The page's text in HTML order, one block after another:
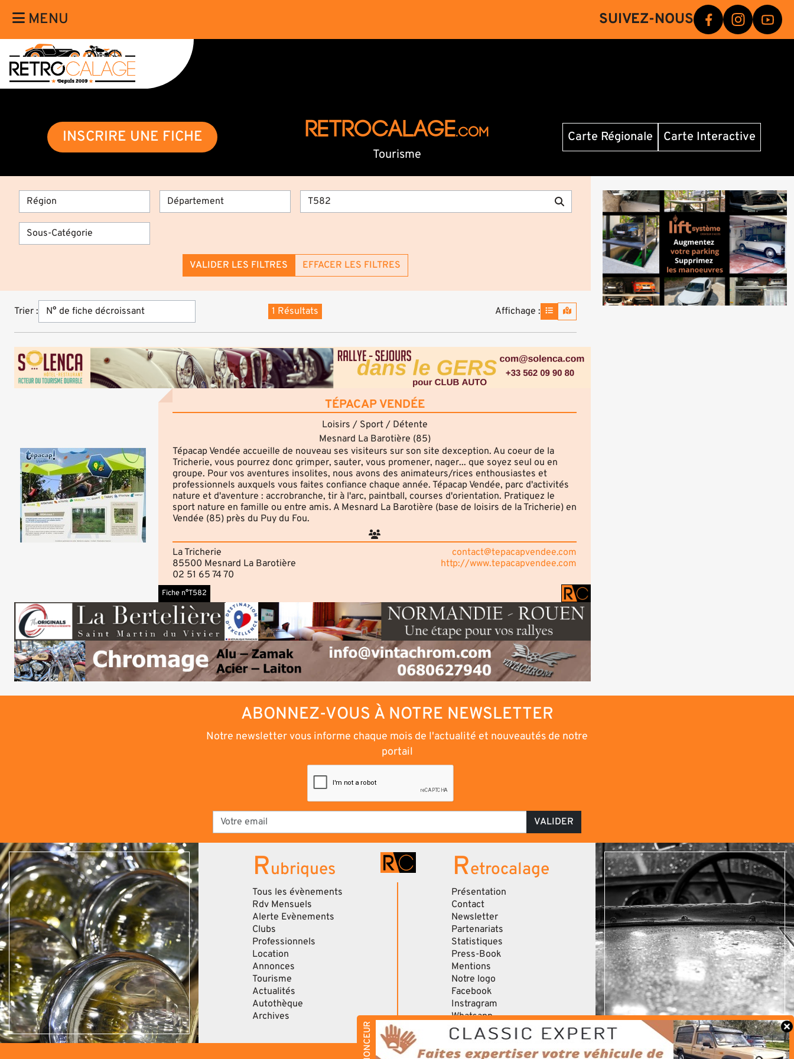
MENU SUIVEZ-NOUS
INSCRIRE UNE FICHE RETROCALAGE.com
Tourisme
Carte Régionale Carte Interactive
VALIDER LES FILTRES EFFACER LES FILTRES
Trier : 1 Résultats Affichage :
TÉPACAP VENDÉE
Loisirs / Sport / Détente
Mesnard La Barotière (85)
Tépacap Vendée accueille de nouveau ses visiteurs sur son site dexception. Au coeur de la
Tricherie, vous pourrez donc grimper, sauter, vous promener, nager... que soyez seul ou en
groupe. Pour vos aventures insolites, nous avons des animateurs/rices enthousiastes et
professionnels auxquels vous faites confiance chaque année. Tépacap Vendée, parc d'activités
nature et d'aventure : accrobranche, tir à l'arc, paintball, courses d'orientation. Pratiquez le
sport nature en famille ou entre amis. A Mesnard La Barotière (base de loisirs de la Tricherie) en
Vendée (85) près du Puy du Fou.
La Tricherie
85500 Mesnard La Barotière
02 51 65 74 70
contact@tepacapvendee.com
http://www.tepacapvendee.com
Fiche n°T582
ABONNEZ-VOUS À NOTRE NEWSLETTER
Notre newsletter vous informe chaque mois de l'actualité et nouveautés de notre
portail
VALIDER
Rubriques
Tous les évènements
Rdv Mensuels
Alerte Evènements
Clubs
Professionnels
Location
Annonces
Tourisme
Actualités
Autothèque
Archives
Retrocalage
Présentation
Contact
Newsletter
Partenariats
Statistiques
Press-Book
Mentions
Notre logo
Facebook
Instragram
Whatsapp